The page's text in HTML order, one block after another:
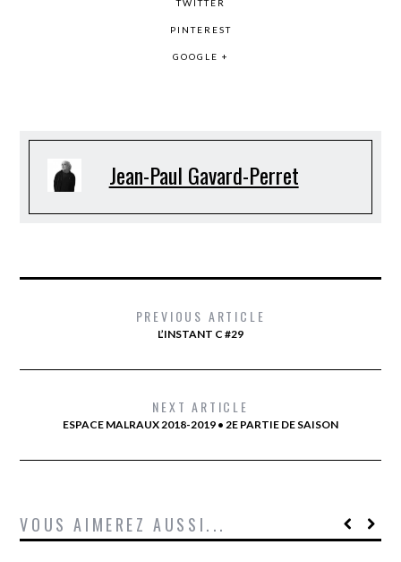
TWITTER
PINTEREST
GOOGLE +
Jean-Paul Gavard-Perret
PREVIOUS ARTICLE
L’INSTANT C #29
NEXT ARTICLE
ESPACE MALRAUX 2018-2019 • 2E PARTIE DE SAISON
VOUS AIMEREZ AUSSI...